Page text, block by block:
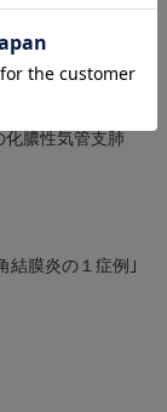
膿性気管支肺
結膜炎の１症例｣